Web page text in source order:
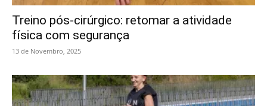
Treino pós-cirúrgico: retomar a atividade
física com segurança
13 de Novembro, 2025